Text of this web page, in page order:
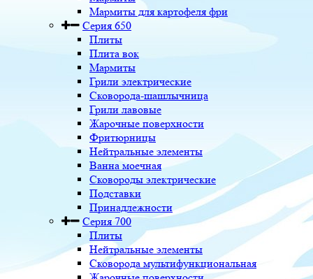
Мармиты для картофеля фри
Серия 650
Плиты
Плита вок
Мармиты
Грили электрические
Сковорода-шашлычница
Грили лавовые
Жарочные поверхности
Фритюрницы
Нейтральные элементы
Ванна моечная
Сковороды электрические
Подставки
Принадлежности
Серия 700
Плиты
Нейтральные элементы
Сковорода мультифункциональная